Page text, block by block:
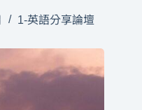
1-英語分享論壇